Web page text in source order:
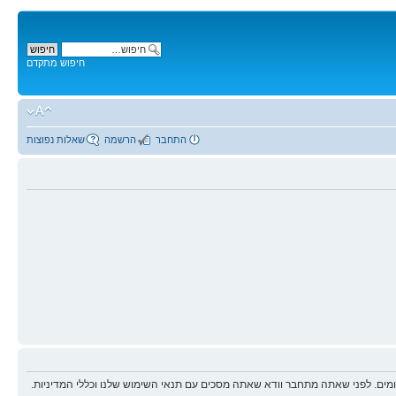
חיפוש מתקדם
שאלות נפוצות הרשמה התחבר
לפני שאתה מתחבר וודא שאתה מסכים עם תנאי השימוש שלנו וכללי המדיניות.